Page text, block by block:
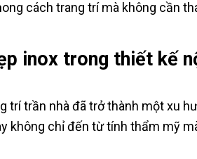
cách trang trí mà không cần
inox trong thiết kế
trí trần nhà đã trở thành một xu
không chỉ đến từ tính thẩm mỹ